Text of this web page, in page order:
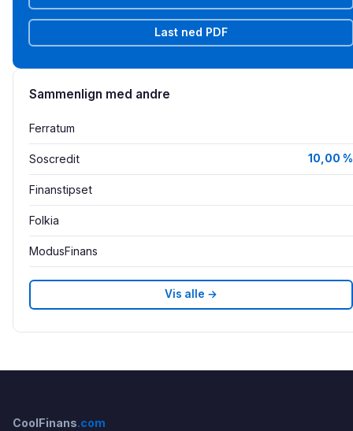
Last ned PDF
Sammenlign med andre
Ferratum
Soscredit 10,00 %
Finanstipset
Folkia
ModusFinans
Vis alle →
CoolFinans.com